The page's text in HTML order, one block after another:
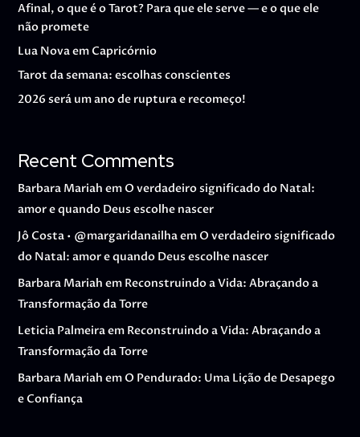
Afinal, o que é o Tarot? Para que ele serve — e o que ele
não promete
Lua Nova em Capricórnio
Tarot da semana: escolhas conscientes
2026 será um ano de ruptura e recomeço!
Recent Comments
Barbara Mariah em O verdadeiro significado do Natal:
amor e quando Deus escolhe nascer
Jô Costa • @margaridanailhaem O verdadeiro significado
do Natal: amor e quando Deus escolhe nascer
Barbara Mariah em Reconstruindo a Vida: Abraçando a
Transformação da Torre
Leticia Palmeiraem Reconstruindo a Vida: Abraçando a
Transformação da Torre
Barbara Mariah em O Pendurado: Uma Lição de Desapego
e Confiança